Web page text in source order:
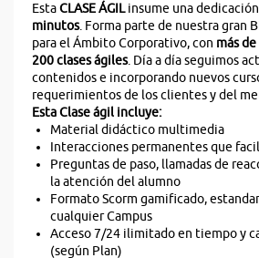
EstaCLASE ÁGILinsume una dedicación
minutos. Forma parte de nuestra gran
para el Ámbito Corporativo, con más
200 clases ágiles. Día a día seguimos
contenidos e incorporando nuevos
requerimientos de los clientes y del
Esta Clase ágil incluye:
Material didáctico multimedia
Interacciones permanentes que
Preguntas de paso, llamadas de
la atención del alumno
Formato Scorm gamificado,
cualquier Campus
Acceso 7/24 ilimitado en tiempo y
(según Plan)